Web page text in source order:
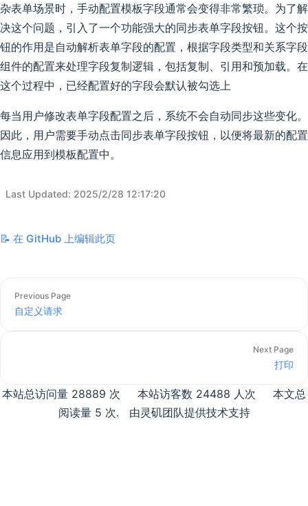
杂表单场景时，手动配置模板字段通常会变得非常繁琐。为了解
决这个问题，引入了一个功能强大的同步表单字段按钮。这个按
钮的作用是自动解析表单字段的配置，根据字段类型和关系字段
组件的配置来处理字段复制逻辑，包括复制、引用和预加载。在
这个过程中，已经配置好的字段会默认被勾选上
每当用户修改表单字段配置之后，系统不会自动同步这些变化。
因此，用户需要手动点击同步表单字段按钮，以便将最新的配置
信息应用到模板配置中。
Last Updated: 2025/2/28 12:17:20
📝 在 GitHub 上编辑此页
Previous Page
自定义请求
Next Page
打印
本站总访问量 28889 次 本站访客数 24488 人次
本文总
阅读量 5 次. 由灵矶团队提供技术支持